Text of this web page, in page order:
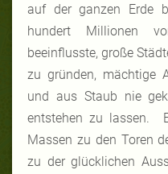
auf der ganzen Erde
hundert Millionen
beeinflusste, große
zu gründen, mächtige
und aus Staub nie
entstehen zu lassen.
Massen zu den Toren
zu der glücklichen